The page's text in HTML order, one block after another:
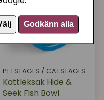
Godkänn alla
PETSTAGES / CATSTAGES
Kattleksak Hide &
Seek Fish Bowl